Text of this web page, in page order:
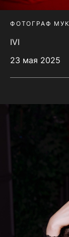
ФОТОГРАФ
IVI
23 мая 2025